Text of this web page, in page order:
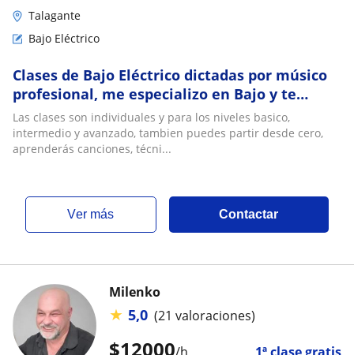
Talagante
Bajo Eléctrico
Clases de Bajo Eléctrico dictadas por músico
profesional, me especializo en Bajo y te
ayudo a perfeccionar tus habilidades
Las clases son individuales y para los niveles basico,
intermedio y avanzado, tambien puedes partir desde cero,
aprenderás canciones, técni...
ver más Contactar
$12000
Milenko
★ 5,0 (21 valoraciones)